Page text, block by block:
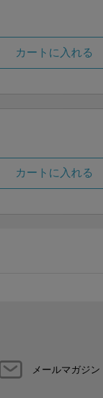
カートに入れる
カートに入れる
メールマガジン